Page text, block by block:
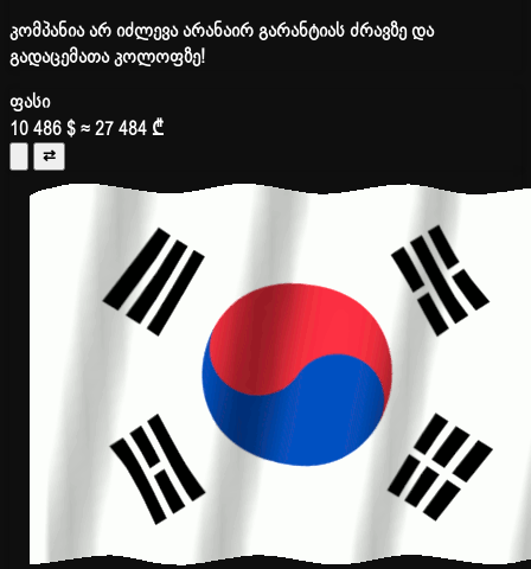
კომპანია არ იძლევა არანაირ გარანტიას ძრავზე და
გადაცემათა კოლოფზე!
ფასი
10 486 $≈ 27 484 ₾
⇄